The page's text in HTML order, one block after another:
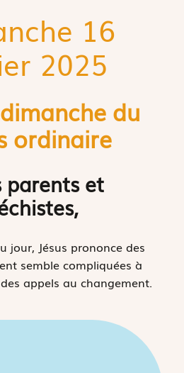
16
2025
du
ordinaire
parents et
jour, Jésus prononce des
semble compliquées à
appels au changement.